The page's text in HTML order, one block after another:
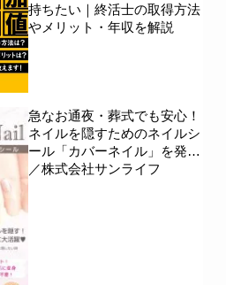
持ちたい｜終活士の取得方法
やメリット・年収を解説
急なお通夜・葬式でも安心！
ネイルを隠すためのネイルシ
ール「カバーネイル」を発売
／株式会社サンライフ